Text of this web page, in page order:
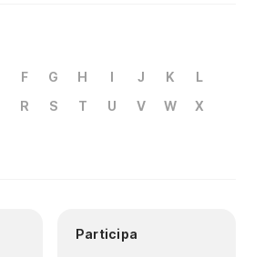
F G H I J K
L
R S T U V W
X
Participa